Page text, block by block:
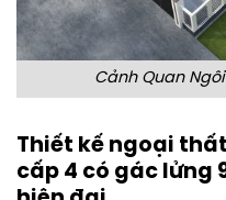
Cảnh Quan
Thiết kế ngoại
cấp 4 có gác lửng